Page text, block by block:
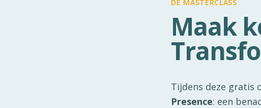
DE MASTERCLASS
Maak
Tijdens deze gratis
Presence: een